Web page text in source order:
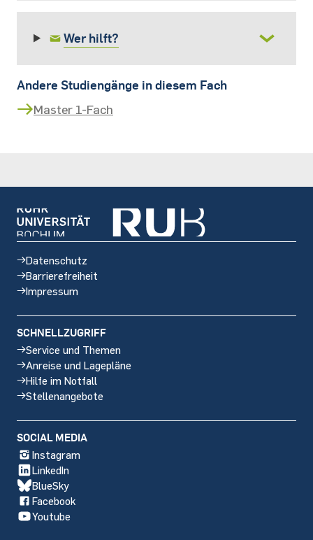
Wer hilft?
Andere Studiengänge in diesem Fach
Master 1-Fach
Datenschutz
Barrierefreiheit
Impressum
SCHNELLZUGRIFF
Service und Themen
Anreise und Lagepläne
Hilfe im Notfall
Stellenangebote
media
SOCIAL MEDIA
Instagram
LinkedIn
BlueSky
Facebook
Youtube